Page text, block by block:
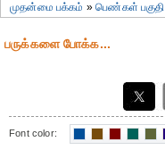
முதன்மை பக்கம் »பெண்கள் பகுதி
பருக்களை போக்க...
Font color: